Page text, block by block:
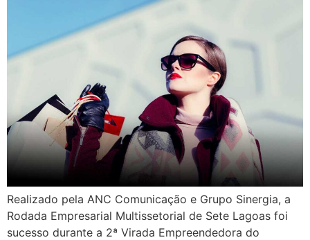
Realizado pela ANC Comunicação e Grupo Sinergia, a
Rodada Empresarial Multissetorial de Sete Lagoas foi
sucesso durante a 2ª Virada Empreendedora do